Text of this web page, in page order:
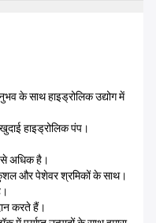
के साथ हाइड्रोलिक उद्योग में
हाइड्रोलिक पंप।
से अधिक है।
और पेशेवर श्रमिकों के साथ।
करते हैं।